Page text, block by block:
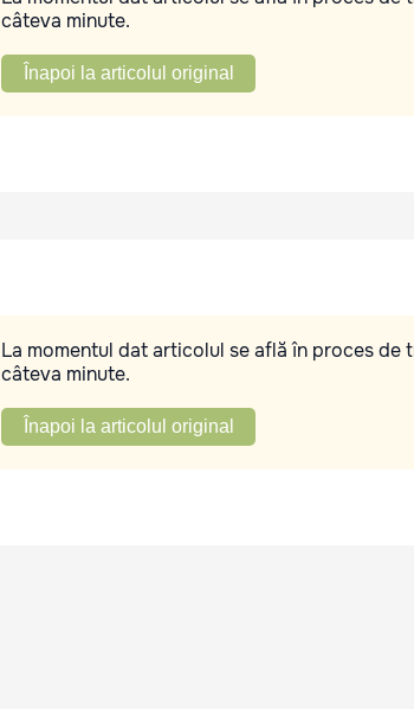
câteva minute.
Înapoi la articolul original
La momentul dat articolul se află în proces de
câteva minute.
Înapoi la articolul original